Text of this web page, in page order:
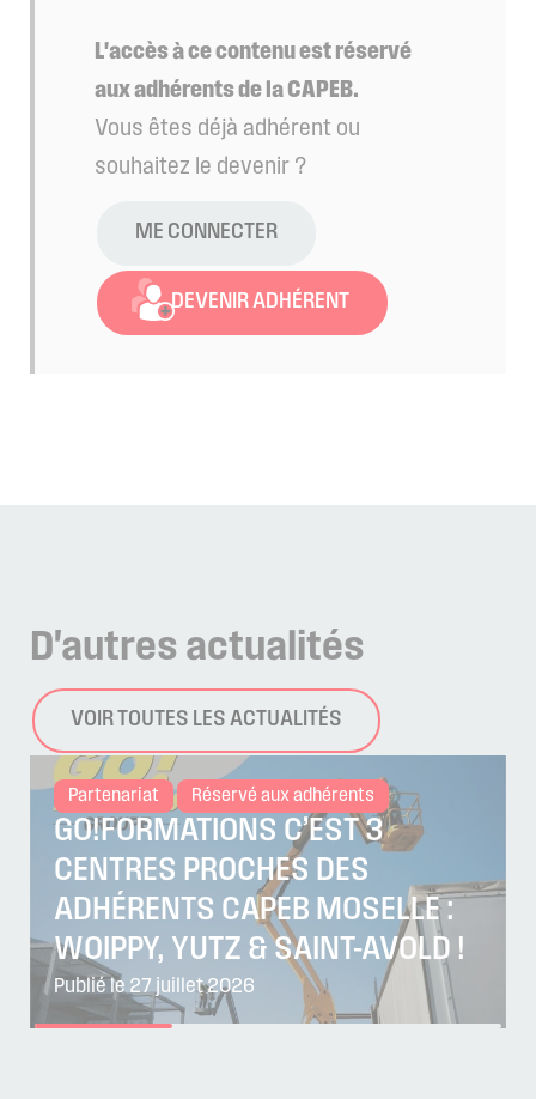
L'accès à ce contenu est réservé
aux adhérents de la CAPEB.
Vous êtes déjà adhérent ou
souhaitez le devenir ?
ME CONNECTER
DEVENIR ADHÉRENT
D'autres actualités
VOIR TOUTES LES ACTUALITÉS
Partenariat Réservé aux adhérents
GO!FORMATIONS C’EST 3
CENTRES PROCHES DES
ADHÉRENTS CAPEB MOSELLE :
WOIPPY, YUTZ & SAINT-AVOLD !
Publié le 27 juillet 2026